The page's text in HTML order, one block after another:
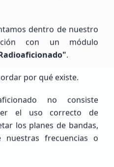
Rosas
/ Aspirante)
dentro de nuestro
con un módulo
.
por qué existe.
no consiste
el uso correcto de
los planes de bandas,
nuestras frecuencias o